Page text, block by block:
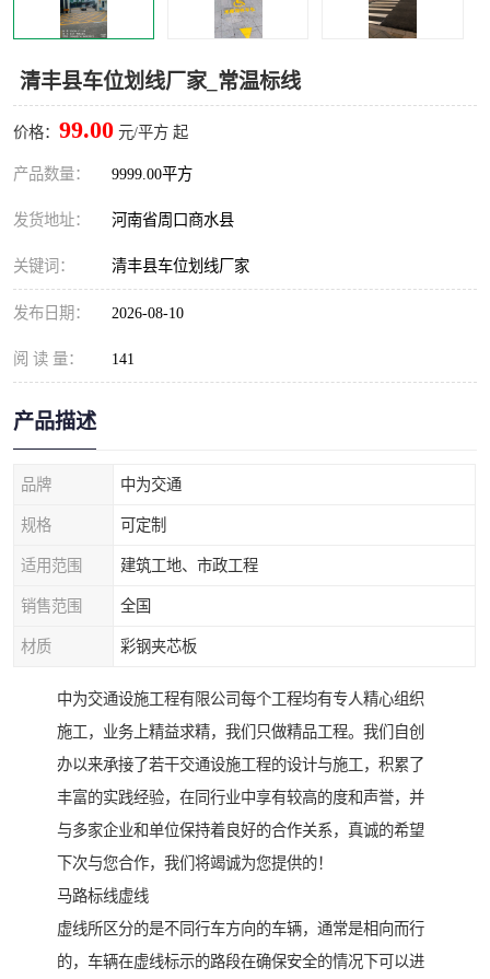
清丰县车位划线厂家_常温标线
价格： 99.00 元/平方 起
产品数量： 9999.00平方
发货地址： 河南省周口商水县
关键词： 清丰县车位划线厂家
发布日期： 2026-08-10
阅 读 量： 141
产品描述
品牌 中为交通
规格 可定制
适用范围 建筑工地、市政工程
销售范围 全国
材质 彩钢夹芯板
中为交通设施工程有限公司每个工程均有专人精心组织
施工，业务上精益求精，我们只做精品工程。我们自创
办以来承接了若干交通设施工程的设计与施工，积累了
丰富的实践经验，在同行业中享有较高的度和声誉，并
与多家企业和单位保持着良好的合作关系，真诚的希望
下次与您合作，我们将竭诚为您提供的！
马路标线虚线
虚线所区分的是不同行车方向的车辆，通常是相向而行
的，车辆在虚线标示的路段在确保安全的情况下可以进